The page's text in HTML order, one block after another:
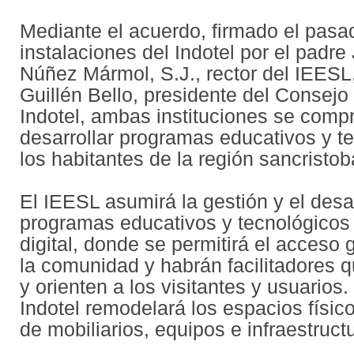
Mediante el acuerdo, firmado el
instalaciones del Indotel por el padre
Núñez Mármol, S.J., rector del
Guillén Bello, presidente del
Indotel, ambas instituciones se
desarrollar programas educativos y
los habitantes de la región
El IEESL asumirá la gestión y el
programas educativos y
digital, donde se permitirá el acceso
la comunidad y habrán facilitadores
y orienten a los visitantes y
Indotel remodelará los espacios
de mobiliarios, equipos e